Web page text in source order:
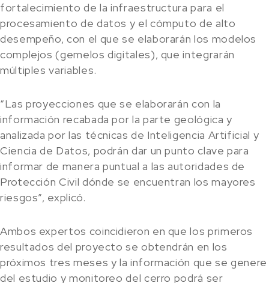
fortalecimiento de la infraestructura para el
procesamiento de datos y el cómputo de alto
desempeño, con el que se elaborarán los modelos
complejos (gemelos digitales), que integrarán
múltiples variables.
“Las proyecciones que se elaborarán con la
información recabada por la parte geológica y
analizada por las técnicas de Inteligencia Artificial y
Ciencia de Datos, podrán dar un punto clave para
informar de manera puntual a las autoridades de
Protección Civil dónde se encuentran los mayores
riesgos”, explicó.
Ambos expertos coincidieron en que los primeros
resultados del proyecto se obtendrán en los
próximos tres meses y la información que se genere
del estudio y monitoreo del cerro podrá ser